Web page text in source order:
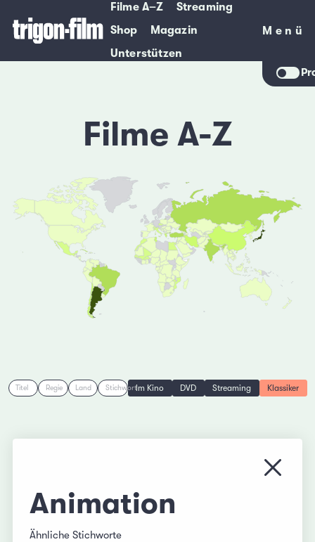
Filme A–Z
Streaming
Shop
Magazin
Unterstützen
Menü
Menü
Filme A-Z
Titel Regie Land StichwortIm Kino DVD Streaming Klassiker
Menü
Animation
Ähnliche Stichworte